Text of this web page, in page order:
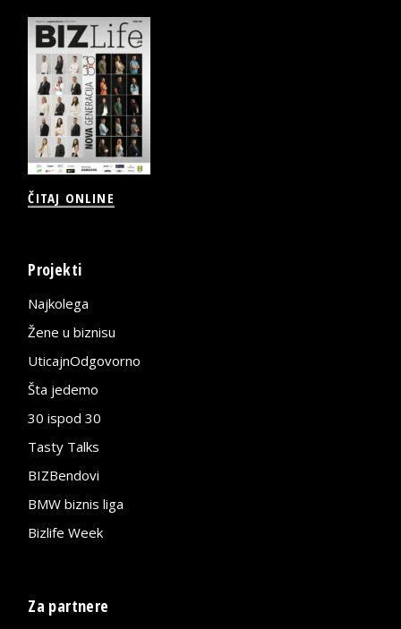
ČITAJ ONLINE
Projekti
Najkolega
Žene u biznisu
UticajnOdgovorno
Šta jedemo
30 ispod 30
Tasty Talks
BIZBendovi
BMW biznis liga
Bizlife Week
Za partnere